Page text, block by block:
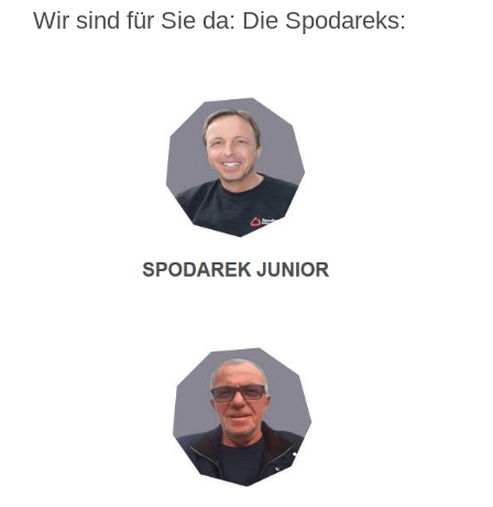
Wir sind für Sie da: Die Spodareks: